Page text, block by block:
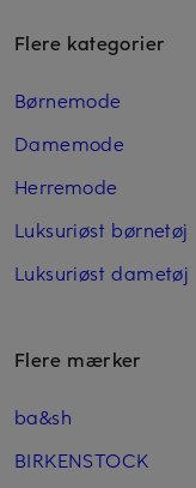
Flere kategorier
Børnemode
Damemode
Herremode
Luksuriøst børnetøj
Luksuriøst dametøj
Flere mærker
ba&sh
BIRKENSTOCK